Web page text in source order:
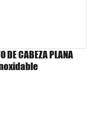
DE CABEZA PLANA